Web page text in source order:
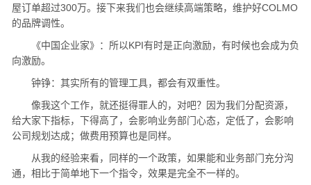
屋订单超过300万。接下来我们也会继续高端策略，维护好COLMO
的品牌调性。
《中国企业家》：所以KPI有时是正向激励，有时候也会成为负
向激励。
钟铮：其实所有的管理工具，都会有双重性。
像我这个工作，就还挺得罪人的，对吧？因为我们分配资源，
给大家下指标，下得高了，会影响业务部门心态，定低了，会影响
公司规划达成；做费用预算也是同样。
从我的经验来看，同样的一个政策，如果能和业务部门充分沟
通，相比于简单地下一个指令，效果是完全不一样的。